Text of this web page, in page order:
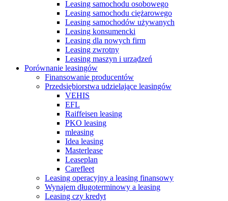
Leasing samochodu osobowego
Leasing samochodu ciężarowego
Leasing samochodów używanych
Leasing konsumencki
Leasing dla nowych firm
Leasing zwrotny
Leasing maszyn i urządzeń
Porównanie leasingów
Finansowanie producentów
Przedsiębiorstwa udzielające leasingów
VEHIS
EFL
Raiffeisen leasing
PKO leasing
mleasing
Idea leasing
Masterlease
Leaseplan
Carefleet
Leasing operacyjny a leasing finansowy
Wynajem długoterminowy a leasing
Leasing czy kredyt